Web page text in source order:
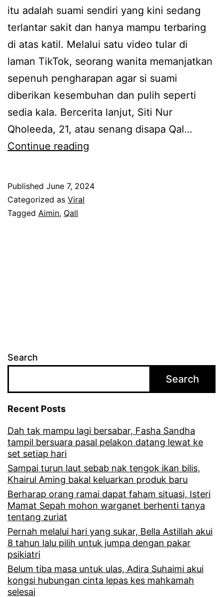
itu adalah suami sendiri yang kini sedang
terlantar sakit dan hanya mampu terbaring
di atas katil. Melalui satu video tular di
laman TikTok, seorang wanita memanjatkan
sepenuh pengharapan agar si suami
diberikan kesembuhan dan pulih seperti
sedia kala. Bercerita lanjut, Siti Nur
Qholeeda, 21, atau senang disapa Qal…
Continue reading
d
r
k
a
n
e
e
m
Published June 7, 2024
Categorized as Viral
Tagged Aimin, Qall
Search
Search
Recent Posts
Dah tak mampu lagi bersabar, Fasha Sandha
tampil bersuara pasal pelakon datang lewat ke
set setiap hari
Sampai turun laut sebab nak tengok ikan bilis,
Khairul Aming bakal keluarkan produk baru
Berharap orang ramai dapat faham situasi, Isteri
Mamat Sepah mohon warganet berhenti tanya
tentang zuriat
Pernah melalui hari yang sukar, Bella Astillah akui
8 tahun lalu pilih untuk jumpa dengan pakar
psikiatri
Belum tiba masa untuk ulas, Adira Suhaimi akui
kongsi hubungan cinta lepas kes mahkamah
selesai